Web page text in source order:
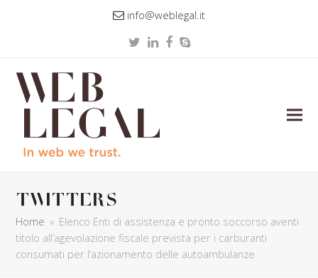
info@weblegal.it
TwitterLinkedIn
Facebook
Skype
twitters
Home » Elenco Enti di assistenza e pronto soccorso aventi
titolo all’agevolazione fiscale prevista per i carburanti
consumati per l’azionamento delle autoambulanze